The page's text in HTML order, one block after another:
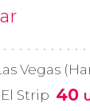
Vegas
Strip 40